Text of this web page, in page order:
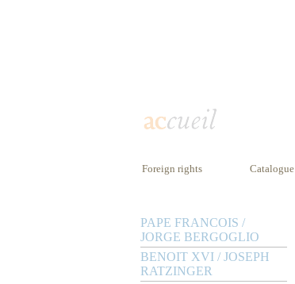
Foreign rights Catalogue
PAPE FRANCOIS /
JORGE BERGOGLIO
BENOIT XVI / JOSEPH
RATZINGER